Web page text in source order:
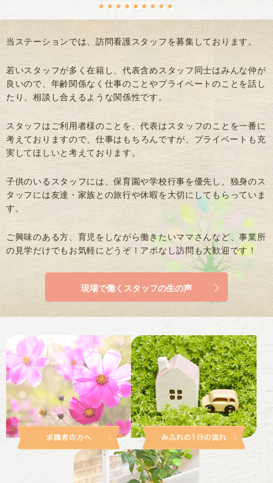
当ステーションでは、訪問看護スタッフを募集しております。
若いスタッフが多く在籍し、代表含めスタッフ同士はみんな仲が
良いので、 年齢関係なく仕事のことやプライベートのことを話し
たり、相談し合えるような関係性です。
スタッフはご利用者様のことを、代表はスタッフのことを一番に
考えておりますので、 仕事はもちろんですが、プライベートも充
実してほしいと考えております。
子供のいるスタッフには、保育園や学校行事を優先し、 独身のス
タッフには友達・家族との旅行や休暇を大切にしてもらっていま
す。
ご興味のある方、育児をしながら働きたいママさんなど、事業所
の見学だけでもお気軽にどうぞ！アポなし訪問も大歓迎です！
現場で働くスタッフの生の声